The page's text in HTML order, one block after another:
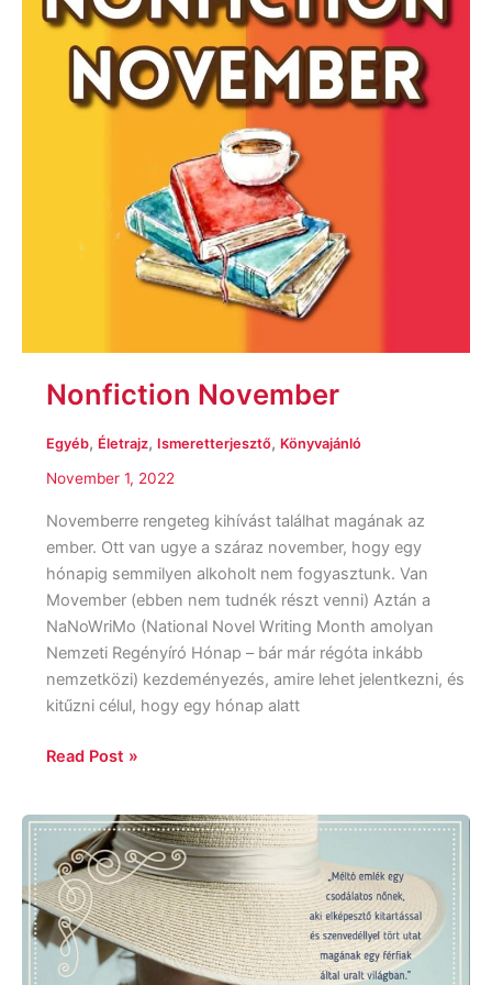
Nonfiction November
Egyéb, Életrajz, Ismeretterjesztő, Könyvajánló
November 1, 2022
Novemberre rengeteg kihívást találhat magának az
ember. Ott van ugye a száraz november, hogy egy
hónapig semmilyen alkoholt nem fogyasztunk. Van
Movember (ebben nem tudnék részt venni) Aztán a
NaNoWriMo (National Novel Writing Month amolyan
Nemzeti Regényíró Hónap – bár már régóta inkább
nemzetközi) kezdeményezés, amire lehet jelentkezni, és
kitűzni célul, hogy egy hónap alatt
Read Post »
Marie
Benedict
–
Victoria
Christopher
Murray: